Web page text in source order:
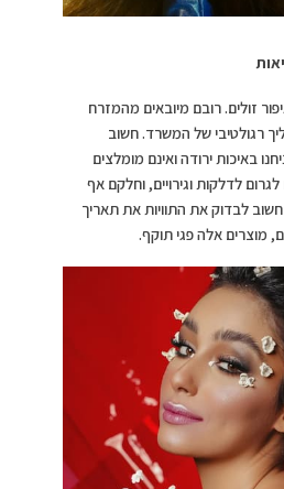
זולים. רובם מיובאים מהמזרח
רגולטיבי של המשרד. חשוב
באיכות ירודה ואינם מומלצים
לדלקות וגירויים, וחלקם אף
לבדוק את התוויות את תאריך
מוצרים אלה פגי תוקף.